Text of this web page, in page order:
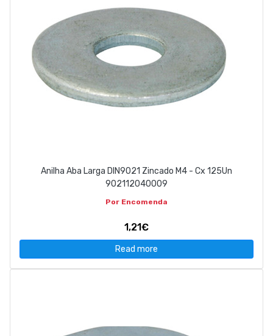
Anilha Aba Larga DIN9021 Zincado M4 - Cx 125Un
902112040009
Por Encomenda
1,21€
Read more